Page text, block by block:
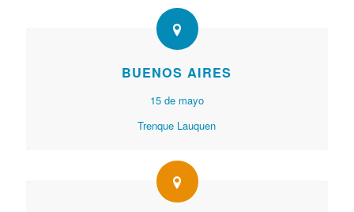
BUENOS AIRES
15 de mayo
Trenque Lauquen